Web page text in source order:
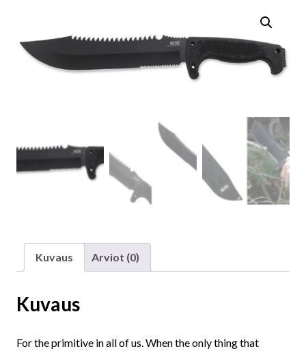
Kuvaus Arviot (0)
Kuvaus
For the primitive in all of us. When the only thing that